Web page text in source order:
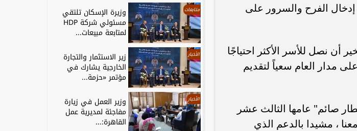
الفرح والسرور على
نصل للأسر الأكثر احتياجًا
مدار العام سعياً لتقديم
صائم" عامها الثالث عشر
، مشيدا بالدعم الذي
متابعات وزيرة الإسكان تلتقي
مسئولي شركة HDP
لمتابعة مبيعات...
الأخبار زير الاستثمار والتجارة
الخارجية يشارك في
مؤتمر «حزمة...
الأخبار وزير العمل في زيارة
مفاجئة لمديرية عمل
القاهرة:...